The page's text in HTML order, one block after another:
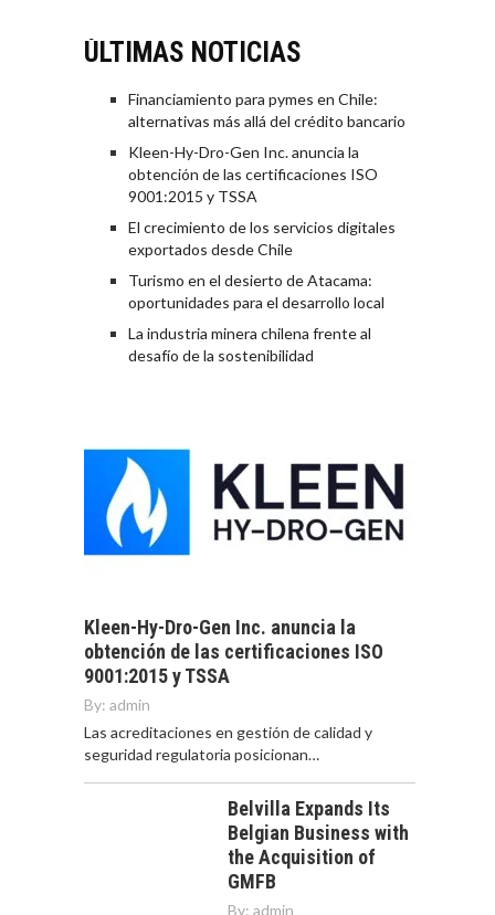
ÚLTIMAS NOTICIAS
Financiamiento para pymes en Chile:
alternativas más allá del crédito bancario
Kleen-Hy-Dro-Gen Inc. anuncia la
obtención de las certificaciones ISO
9001:2015 y TSSA
El crecimiento de los servicios digitales
exportados desde Chile
Turismo en el desierto de Atacama:
oportunidades para el desarrollo local
La industria minera chilena frente al
desafío de la sostenibilidad
Kleen-Hy-Dro-Gen Inc. anuncia la
obtención de las certificaciones ISO
9001:2015 y TSSA
By: admin
Las acreditaciones en gestión de calidad y
seguridad regulatoria posicionan…
Belvilla Expands Its
Belgian Business with
the Acquisition of
GMFB
By: admin